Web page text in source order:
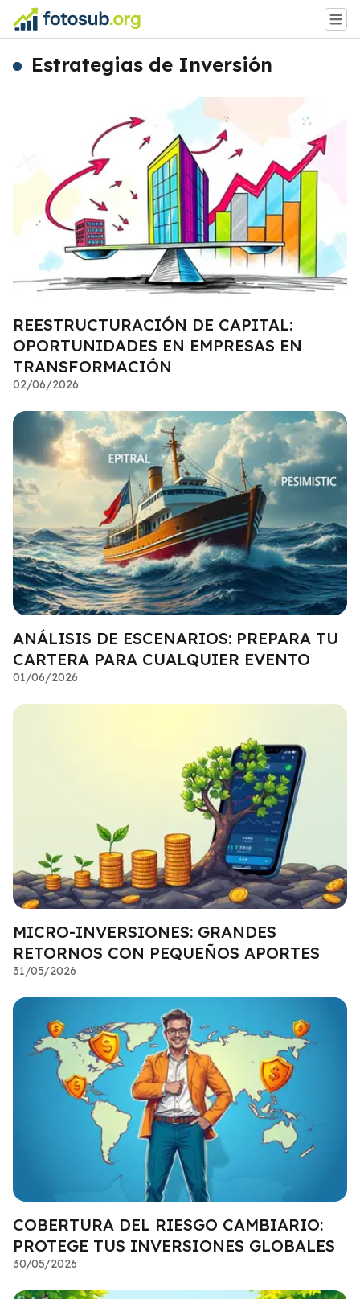
Estrategias de Inversión
REESTRUCTURACIÓN DE CAPITAL:
OPORTUNIDADES EN EMPRESAS EN
TRANSFORMACIÓN
02/06/2026
ANÁLISIS DE ESCENARIOS: PREPARA TU
CARTERA PARA CUALQUIER EVENTO
01/06/2026
MICRO-INVERSIONES: GRANDES
RETORNOS CON PEQUEÑOS APORTES
31/05/2026
COBERTURA DEL RIESGO CAMBIARIO:
PROTEGE TUS INVERSIONES GLOBALES
30/05/2026